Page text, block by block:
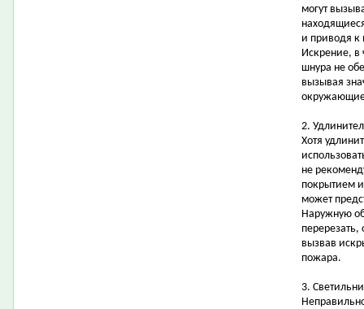
могут
и приводя к
Искрение, в
шнура не
вызывая
окружающие
2.
Хотя
не
покрытием
может
Наружную
вызвав
пожара.
3.